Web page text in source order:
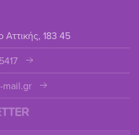
183 45
mail.gr